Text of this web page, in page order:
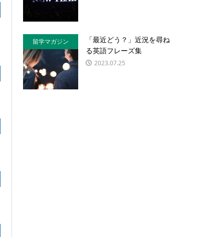
留学マガジン
「最近どう？」近況を尋ね
る英語フレーズ集
2023.07.25